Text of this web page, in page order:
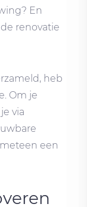
En
renovatie
heb
Om je
via
een